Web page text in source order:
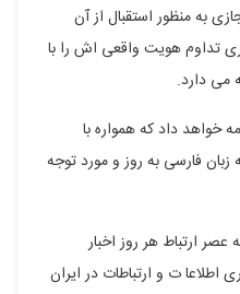
به منظور استقبال از آن
تداوم هویت واقعی اش را با
می دارد.
خواهد داد که همواره با
فارسی به روز و مورد توجه
ارتباط هر روز اخبار
اطلاعا ت و ارتباطات در ایران